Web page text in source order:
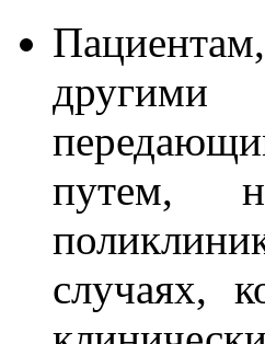
путем,
случаях,